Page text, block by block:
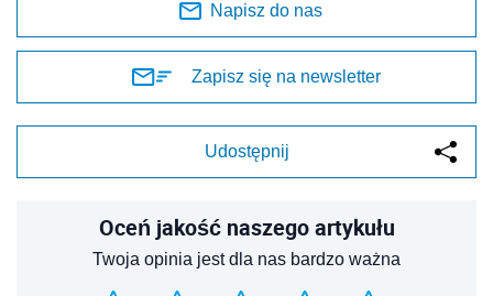
Napisz do nas
Zapisz się na newsletter
Udostępnij
Oceń jakość naszego artykułu
Twoja opinia jest dla nas bardzo ważna